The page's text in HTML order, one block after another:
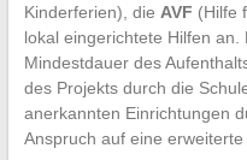
Kinderferien), die AVF (Hilfe
lokal eingerichtete Hilfen
Mindestdauer des
des Projekts durch die
anerkannten Einrichtungen
Anspruch auf eine erweiterte